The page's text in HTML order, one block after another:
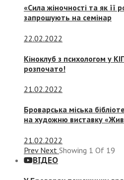
«Сила жіночності та як її
запрошують на семінар
22.02.2022
Кіноклуб з психологом у
розпочато!
21.02.2022
Броварська міська
на художню виставку
21.02.2022
Prev Next Showing 1 Of 19
ВІДЕО